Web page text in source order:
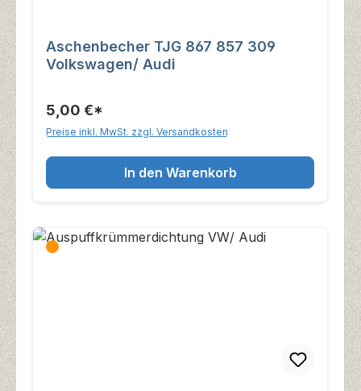
Aschenbecher TJG 867 857 309
Volkswagen/ Audi
5,00 €*
Preise inkl. MwSt. zzgl. Versandkosten
In den Warenkorb